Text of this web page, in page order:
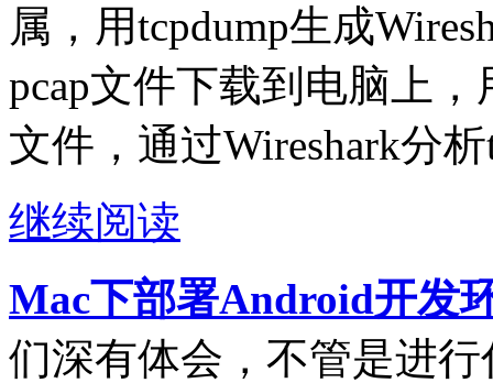
属，用tcpdump生成
pcap文件下载到电脑上，
文件，通过Wireshark分
继续阅读
Mac下部署Android开发
们深有体会，不管是进